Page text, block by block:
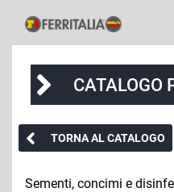
CATALOGO
TORNA AL CATALOGO
Sementi, concimi e